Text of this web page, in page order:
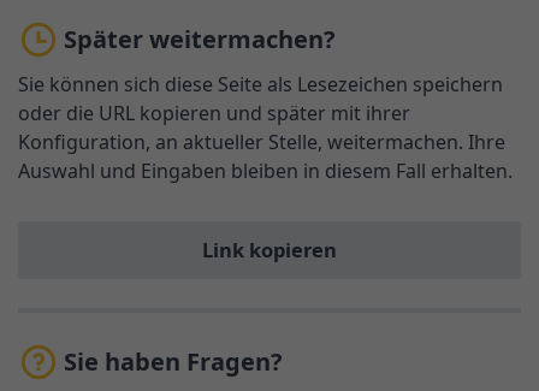
Später weitermachen?
Sie können sich diese Seite als Lesezeichen speichern
oder die URL kopieren und später mit ihrer
Konfiguration, an aktueller Stelle, weitermachen. Ihre
Auswahl und Eingaben bleiben in diesem Fall erhalten.
Link kopieren
Sie haben Fragen?